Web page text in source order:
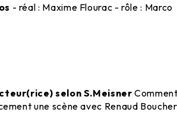
- réal : Maxime Flourac - rôle : Marco
selon S.Meisner Comment
une scène avec Renaud